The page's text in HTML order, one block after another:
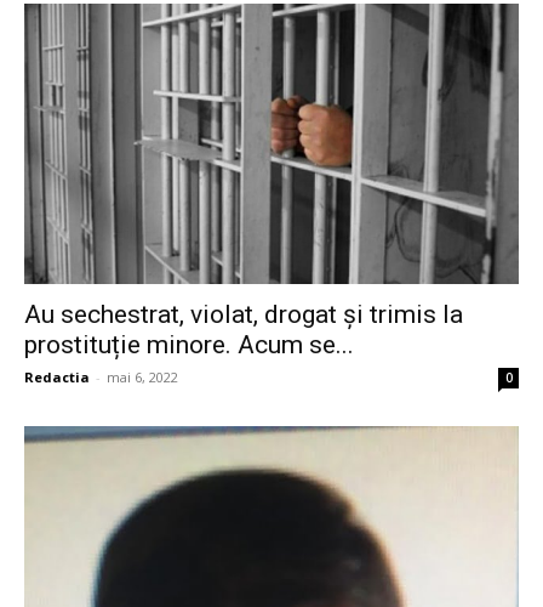
Au sechestrat, violat, drogat și trimis la
prostituție minore. Acum se...
Redactia - mai 6, 2022 0